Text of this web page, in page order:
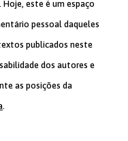
este é um espaço
pessoal daqueles
publicados neste
dos autores e
as posições da
.